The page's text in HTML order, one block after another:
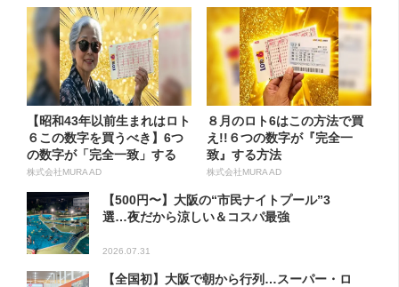
【昭和43年以前生まれはロト
６この数字を買うべき】6つ
の数字が「完全一致」する
方...
株式会社MURA AD
８月のロト6はこの方法で買
え!!６つの数字が『完全一
致』する方法
株式会社MURA AD
【500円〜】大阪の“市民ナイトプール”3
選…夜だから涼しい＆コスパ最強
2026.07.31
【全国初】大阪で朝から行列…スーパー・ロ